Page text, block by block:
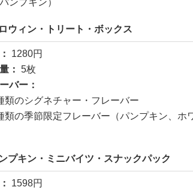
ンプキン）
ウィン・トリート・ボックス
1280円
： 5枚
バー：
類のシグネチャー・フレーバー
類の季節限定フレーバー（パンプキン、ホ
プキン・ミニバイツ・スナックパック
1598円